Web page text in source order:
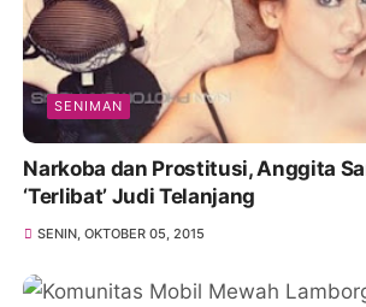
SENIMAN
Narkoba dan Prostitusi, Anggita
‘Terlibat’ Judi Telanjang
SENIN, OKTOBER 05, 2015